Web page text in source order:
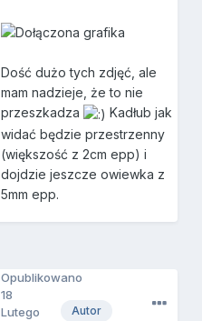
Dość dużo tych zdjęć, ale
mam nadzieje, że to nie
przeszkadza
Kadłub jak
widać będzie przestrzenny
(większość z 2cm epp) i
dojdzie jeszcze owiewka z
5mm epp.
Autor
Opublikowano
18
Lutego